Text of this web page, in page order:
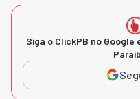
Siga o ClickPB no